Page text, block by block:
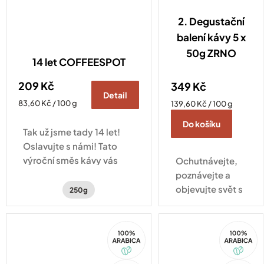
14 let COFFEESPOT
209 Kč
Měrná
83,60 Kč / 100 g
Detail
Tak už jsme tady 14 let!
Oslavujte s námi! Tato
výroční směs kávy vás
kávových plantážích
250g
2. Degustační
balení kávy 5 x
50g ZRNO
349 Kč
Měrná
139,60 Kč / 100 g
Do košíku
Ochutnávejte,
poznávejte a
objevujte svět s
našimi kávami.
Ideální volba,
Arabica
Arabica